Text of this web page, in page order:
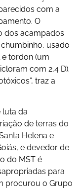
com a
O
dos acampados
usado
tordon (um
com 2,4 D).
traz a
luta da
de terras do
Helena e
e devedor de
do MST é
para
procurou o Grupo